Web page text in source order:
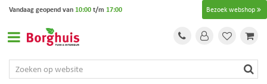
Bezoek webshop
Vandaag geopend van 10:00t/m 17:00